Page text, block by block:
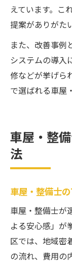
えています。こ
提案がありがた
また、改善事例
システムの導入
修などが挙げら
で選ばれる車屋
車屋・整
法
車屋・整備士
車屋・整備士が
よる安心感」が
区では、地域密
の流れ、費用の